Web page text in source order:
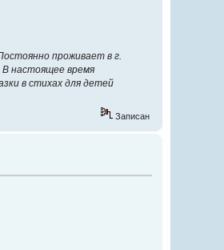
проживает в г.
В настоящее время
в стихах для детей
Записан